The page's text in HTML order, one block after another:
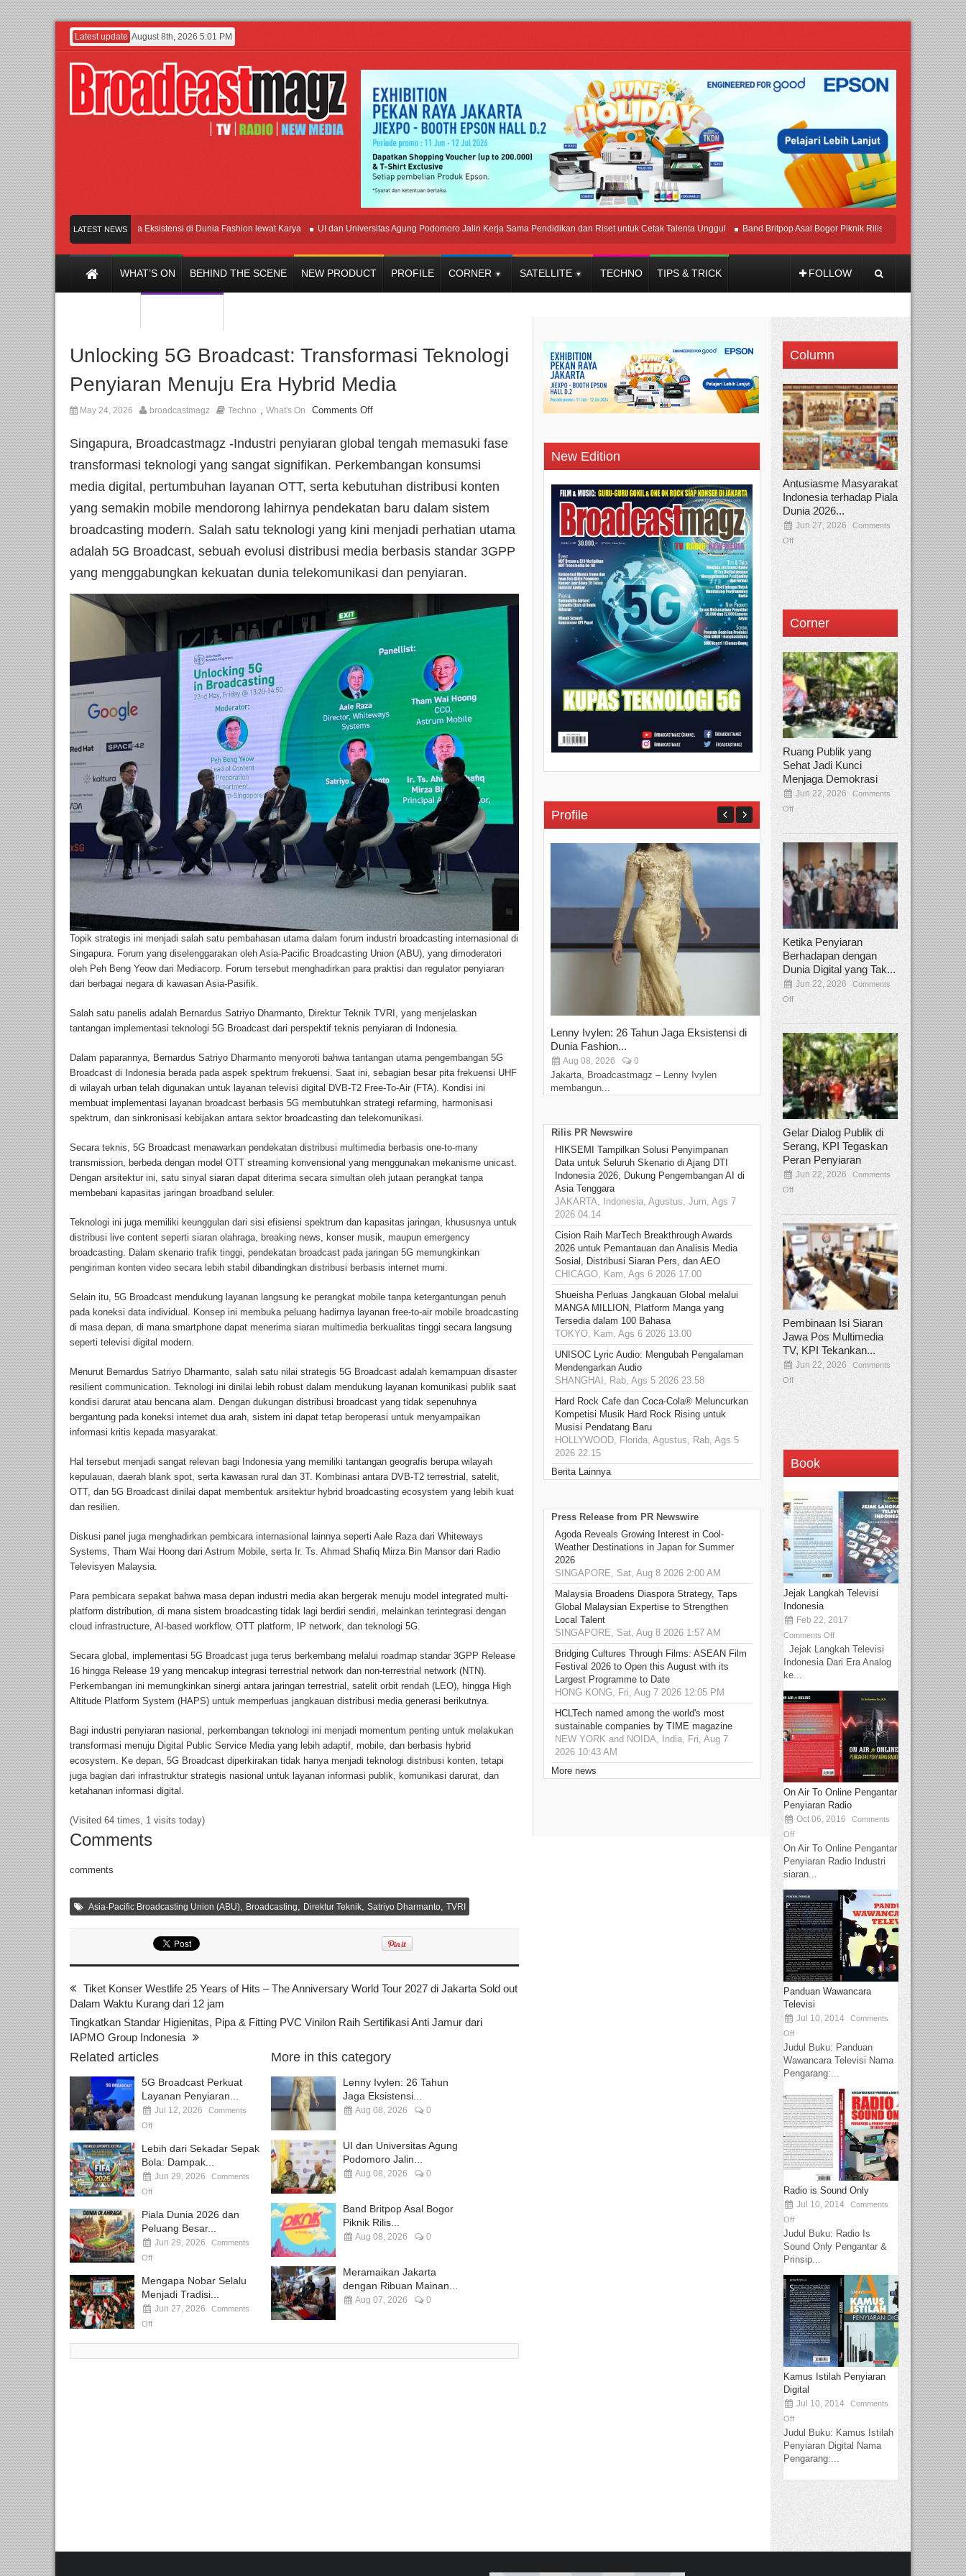
Latest update August 8th, 2026 5:01 PM
LATEST NEWS
Lenny Ivylen: 26 Tahun Jaga Eksistensi di Dunia Fashion lewat Karya UI dan Universitas Agung Podomoro Jalin Kerja Sama Pendidikan dan Riset untuk Cetak Talenta Unggul Band Britpop Asal Bogor Piknik Rilis Mini Album “Astrometri”
WHAT’S ON BEHIND THE SCENE NEW PRODUCT PROFILE CORNER SATELLITE TECHNO TIPS & TRICK FOLLOW
Unlocking 5G Broadcast: Transformasi Teknologi
Penyiaran Menuju Era Hybrid Media
May 24, 2026 broadcastmagz Techno , What's On Comments Off
Singapura, Broadcastmagz -Industri penyiaran global tengah memasuki fase
transformasi teknologi yang sangat signifikan. Perkembangan konsumsi
media digital, pertumbuhan layanan OTT, serta kebutuhan distribusi konten
yang semakin mobile mendorong lahirnya pendekatan baru dalam sistem
broadcasting modern. Salah satu teknologi yang kini menjadi perhatian utama
adalah 5G Broadcast, sebuah evolusi distribusi media berbasis standar 3GPP
yang menggabungkan kekuatan dunia telekomunikasi dan penyiaran.
Topik strategis ini menjadi salah satu pembahasan utama dalam forum industri broadcasting internasional di
Singapura. Forum yang diselenggarakan oleh Asia-Pacific Broadcasting Union (ABU), yang dimoderatori
oleh Peh Beng Yeow dari Mediacorp. Forum tersebut menghadirkan para praktisi dan regulator penyiaran
dari berbagai negara di kawasan Asia-Pasifik.
Salah satu panelis adalah Bernardus Satriyo Dharmanto, Direktur Teknik TVRI, yang menjelaskan
tantangan implementasi teknologi 5G Broadcast dari perspektif teknis penyiaran di Indonesia.
Dalam paparannya, Bernardus Satriyo Dharmanto menyoroti bahwa tantangan utama pengembangan 5G
Broadcast di Indonesia berada pada aspek spektrum frekuensi. Saat ini, sebagian besar pita frekuensi UHF
di wilayah urban telah digunakan untuk layanan televisi digital DVB-T2 Free-To-Air (FTA). Kondisi ini
membuat implementasi layanan broadcast berbasis 5G membutuhkan strategi refarming, harmonisasi
spektrum, dan sinkronisasi kebijakan antara sektor broadcasting dan telekomunikasi.
Secara teknis, 5G Broadcast menawarkan pendekatan distribusi multimedia berbasis one-to-many
transmission, berbeda dengan model OTT streaming konvensional yang menggunakan mekanisme unicast.
Dengan arsitektur ini, satu sinyal siaran dapat diterima secara simultan oleh jutaan perangkat tanpa
membebani kapasitas jaringan broadband seluler.
Teknologi ini juga memiliki keunggulan dari sisi efisiensi spektrum dan kapasitas jaringan, khususnya untuk
distribusi live content seperti siaran olahraga, breaking news, konser musik, maupun emergency
broadcasting. Dalam skenario trafik tinggi, pendekatan broadcast pada jaringan 5G memungkinkan
pengiriman konten video secara lebih stabil dibandingkan distribusi berbasis internet murni.
Selain itu, 5G Broadcast mendukung layanan langsung ke perangkat mobile tanpa ketergantungan penuh
pada koneksi data individual. Konsep ini membuka peluang hadirnya layanan free-to-air mobile broadcasting
di masa depan, di mana smartphone dapat menerima siaran multimedia berkualitas tinggi secara langsung
seperti televisi digital modern.
Menurut Bernardus Satriyo Dharmanto, salah satu nilai strategis 5G Broadcast adalah kemampuan disaster
resilient communication. Teknologi ini dinilai lebih robust dalam mendukung layanan komunikasi publik saat
kondisi darurat atau bencana alam. Dengan dukungan distribusi broadcast yang tidak sepenuhnya
bergantung pada koneksi internet dua arah, sistem ini dapat tetap beroperasi untuk menyampaikan
informasi kritis kepada masyarakat.
Hal tersebut menjadi sangat relevan bagi Indonesia yang memiliki tantangan geografis berupa wilayah
kepulauan, daerah blank spot, serta kawasan rural dan 3T. Kombinasi antara DVB-T2 terrestrial, satelit,
OTT, dan 5G Broadcast dinilai dapat membentuk arsitektur hybrid broadcasting ecosystem yang lebih kuat
dan resilien.
Diskusi panel juga menghadirkan pembicara internasional lainnya seperti Aale Raza dari Whiteways
Systems, Tham Wai Hoong dari Astrum Mobile, serta Ir. Ts. Ahmad Shafiq Mirza Bin Mansor dari Radio
Televisyen Malaysia.
Para pembicara sepakat bahwa masa depan industri media akan bergerak menuju model integrated multi-
platform distribution, di mana sistem broadcasting tidak lagi berdiri sendiri, melainkan terintegrasi dengan
cloud infrastructure, AI-based workflow, OTT platform, IP network, dan teknologi 5G.
Secara global, implementasi 5G Broadcast juga terus berkembang melalui roadmap standar 3GPP Release
16 hingga Release 19 yang mencakup integrasi terrestrial network dan non-terrestrial network (NTN).
Perkembangan ini memungkinkan sinergi antara jaringan terrestrial, satelit orbit rendah (LEO), hingga High
Altitude Platform System (HAPS) untuk memperluas jangkauan distribusi media generasi berikutnya.
Bagi industri penyiaran nasional, perkembangan teknologi ini menjadi momentum penting untuk melakukan
transformasi menuju Digital Public Service Media yang lebih adaptif, mobile, dan berbasis hybrid
ecosystem. Ke depan, 5G Broadcast diperkirakan tidak hanya menjadi teknologi distribusi konten, tetapi
juga bagian dari infrastruktur strategis nasional untuk layanan informasi publik, komunikasi darurat, dan
ketahanan informasi digital.
(Visited 64 times, 1 visits today)
Comments
comments
Asia-Pacific Broadcasting Union (ABU) Broadcasting Direktur Teknik Satriyo Dharmanto TVRI
Tiket Konser Westlife 25 Years of Hits – The Anniversary World Tour 2027 di Jakarta Sold out
Dalam Waktu Kurang dari 12 jam
Tingkatkan Standar Higienitas, Pipa & Fitting PVC Vinilon Raih Sertifikasi Anti Jamur dari
IAPMO Group Indonesia
Related articles
5G Broadcast Perkuat
Layanan Penyiaran...
Jul 12, 2026
Comments
Off
Lebih dari Sekadar Sepak
Bola: Dampak...
Jun 29, 2026
Comments
Off
Piala Dunia 2026 dan
Peluang Besar...
Jun 29, 2026
Comments
Off
Mengapa Nobar Selalu
Menjadi Tradisi...
Jun 27, 2026
Comments
Off
More in this category
Lenny Ivylen: 26 Tahun
Jaga Eksistensi...
Aug 08, 2026 0
UI dan Universitas Agung
Podomoro Jalin...
Aug 08, 2026 0
Band Britpop Asal Bogor
Piknik Rilis...
Aug 08, 2026 0
Meramaikan Jakarta
dengan Ribuan Mainan...
Aug 07, 2026 0
New Edition
Profile
Lenny Ivylen: 26 Tahun Jaga Eksistensi di
Dunia Fashion...
Aug 08, 2026 0
Jakarta, Broadcastmagz – Lenny Ivylen
membangun...
Yan Senjaya, Kreativitas Lima
Sinema Indonesia
Dec 22, 2025 Comments Off
Jakarta, Broadcastmagz – Yan Senjaya
Rilis PR Newswire
HIKSEMI Tampilkan Solusi Penyimpanan
Data untuk Seluruh Skenario di Ajang DTI
Indonesia 2026, Dukung Pengembangan AI di
Asia Tenggara
JAKARTA, Indonesia, Agustus, Jum, Ags 7
2026 04.14
Cision Raih MarTech Breakthrough Awards
2026 untuk Pemantauan dan Analisis Media
Sosial, Distribusi Siaran Pers, dan AEO
CHICAGO, Kam, Ags 6 2026 17.00
Shueisha Perluas Jangkauan Global melalui
MANGA MILLION, Platform Manga yang
Tersedia dalam 100 Bahasa
TOKYO, Kam, Ags 6 2026 13.00
UNISOC Lyric Audio: Mengubah Pengalaman
Mendengarkan Audio
SHANGHAI, Rab, Ags 5 2026 23.58
Hard Rock Cafe dan Coca-Cola® Meluncurkan
Kompetisi Musik Hard Rock Rising untuk
Musisi Pendatang Baru
HOLLYWOOD, Florida, Agustus, Rab, Ags 5
2026 22.15
Berita Lainnya
Press Release from PR Newswire
Agoda Reveals Growing Interest in Cool-
Weather Destinations in Japan for Summer
2026
SINGAPORE, Sat, Aug 8 2026 2:00 AM
Malaysia Broadens Diaspora Strategy, Taps
Global Malaysian Expertise to Strengthen
Local Talent
SINGAPORE, Sat, Aug 8 2026 1:57 AM
Bridging Cultures Through Films: ASEAN Film
Festival 2026 to Open this August with its
Largest Programme to Date
HONG KONG, Fri, Aug 7 2026 12:05 PM
HCLTech named among the world's most
sustainable companies by TIME magazine
NEW YORK and NOIDA, India, Fri, Aug 7
2026 10:43 AM
More news
Column
Antusiasme Masyarakat
Indonesia terhadap Piala
Dunia 2026...
Jun 27, 2026
Comments
Off
Corner
Ruang Publik yang
Sehat Jadi Kunci
Menjaga Demokrasi
Jun 22, 2026
Comments
Off
Ketika Penyiaran
Berhadapan dengan
Dunia Digital yang Tak...
Jun 22, 2026
Comments
Off
Gelar Dialog Publik di
Serang, KPI Tegaskan
Peran Penyiaran
Jun 22, 2026
Comments
Off
Pembinaan Isi Siaran
Jawa Pos Multimedia
TV, KPI Tekankan...
Jun 22, 2026
Comments
Off
Book
Jejak Langkah Televisi
Indonesia
Feb 22, 2017
Comments Off
Jejak Langkah Televisi
Indonesia Dari Era Analog
ke...
On Air To Online Pengantar
Penyiaran Radio
Oct 06, 2016
Comments
Off
On Air To Online Pengantar
Penyiaran Radio Industri
siaran...
Panduan Wawancara
Televisi
Jul 10, 2014
Comments
Off
Judul Buku: Panduan
Wawancara Televisi Nama
Pengarang:...
Radio is Sound Only
Jul 10, 2014
Comments
Off
Judul Buku: Radio Is
Sound Only Pengantar &
Prinsip...
Kamus Istilah Penyiaran
Digital
Jul 10, 2014
Comments
Off
Judul Buku: Kamus Istilah
Penyiaran Digital Nama
Pengarang:...